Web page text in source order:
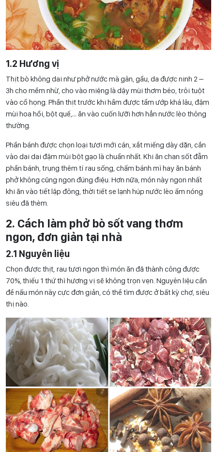
1.2 Hương vị
Thịt bò không dai như phở nước mà gân, gầu, da được ninh 2 –
3h cho mềm nhừ, cho vào miệng là dậy mùi thơm béo, trôi tuột
vào cổ họng. Phần thịt trước khi hầm được tẩm ướp khá lâu, đậm
mùi hoa hồi, bột quế,… ăn vào cuốn lưỡi hơn hẳn nước lèo thông
thường.
Phần bánh được chọn loại tươi mới cán, xắt miếng dày dặn, cắn
vào dai dai đậm mùi bột gạo là chuẩn nhất. Khi ăn chan sốt đẫm
phần bánh, trụng thêm tí rau sống, chấm bánh mì hay ăn bánh
phở không cũng ngon đúng điệu. Hơn nữa, món này ngon nhất
khi ăn vào tiết lập đông, thời tiết se lạnh húp nước lèo ấm nóng
siêu đã thèm.
2. Cách làm phở bò sốt vang thơm
ngon, đơn giản tại nhà
2.1 Nguyên liệu
Chọn được thịt, rau tươi ngon thì món ăn đã thành công được
70%, thiếu 1 thứ thì hương vị sẽ không trọn vẹn. Nguyên liệu cần
để nấu món này cực đơn giản, có thể tìm được ở bất kỳ chợ, siêu
thị nào.